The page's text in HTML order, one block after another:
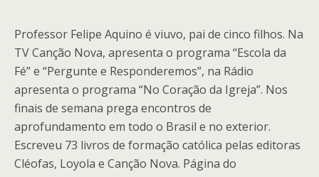
Professor Felipe Aquino é viuvo, pai de cinco filhos. Na
TV Canção Nova, apresenta o programa “Escola da
Fé” e “Pergunte e Responderemos”, na Rádio
apresenta o programa “No Coração da Igreja”. Nos
finais de semana prega encontros de
aprofundamento em todo o Brasil e no exterior.
Escreveu 73 livros de formação católica pelas editoras
Cléofas, Loyola e Canção Nova. Página do